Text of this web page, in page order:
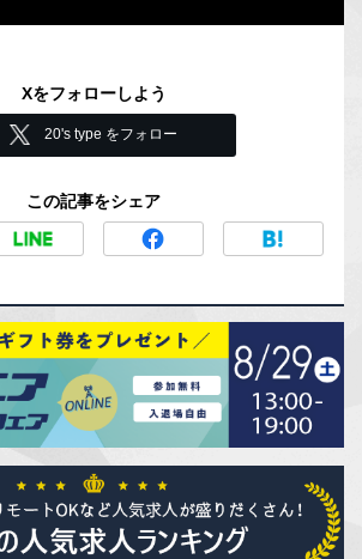
Xをフォローしよう
20's type をフォロー
この記事をシェア